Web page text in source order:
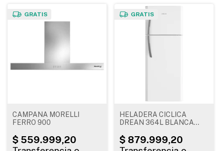
GRATIS
CAMPANA MORELLI
FERRO 900
GRATIS
HELADERA CICLICA
DREAN 364L BLANCA